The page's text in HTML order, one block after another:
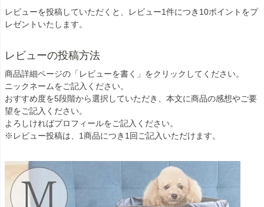
レビューを投稿していただくと、レビュー1件につき10ポイントをプ
レゼントいたします。
レビューの投稿方法
商品詳細ページの「レビューを書く」をクリックしてください。
ニックネームをご記入ください。
おすすめ度を5段階から選択していただき、本文に商品の感想やご要
望をご記入ください。
よろしければプロフィールをご記入ください。
※レビュー投稿は、1商品につき1回ご記入いただけます。